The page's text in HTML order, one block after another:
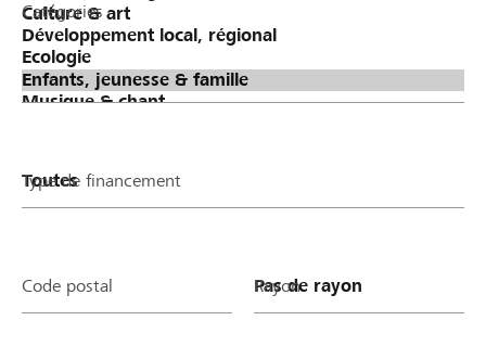
Catégories
Type de financement
Code postal Rayon